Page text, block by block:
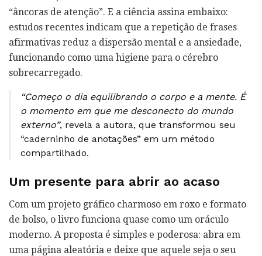
“âncoras de atenção”. E a ciência assina embaixo:
estudos recentes indicam que a repetição de frases
afirmativas reduz a dispersão mental e a ansiedade,
funcionando como uma higiene para o cérebro
sobrecarregado.
“Começo o dia equilibrando o corpo e a mente. É
o momento em que me desconecto do mundo
externo”, revela a autora, que transformou seu
“caderninho de anotações” em um método
compartilhado.
Um presente para abrir ao acaso
Com um projeto gráfico charmoso em roxo e formato
de bolso, o livro funciona quase como um oráculo
moderno. A proposta é simples e poderosa: abra em
uma página aleatória e deixe que aquele seja o seu